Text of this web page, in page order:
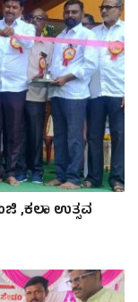
,ಕಲಾ ಉತ್ಸವ